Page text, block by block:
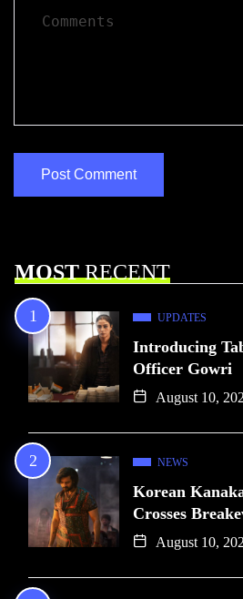
MOSTRECENT
UPDATES
Introducing
Officer Gowri
August 10,
NEWS
Korean
Crosses
August 10,